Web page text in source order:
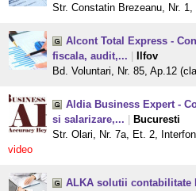
Str. Constatin Brezeanu, Nr.
Alcont Total Express -
fiscala, audit,...
Ilfov
Bd. Voluntari, Nr. 85, Ap.12
Aldia Business Expert -
si salarizare,...
Bucuresti
Str. Olari, Nr. 7a, Et. 2,
video
ALKA solutii contabilitate